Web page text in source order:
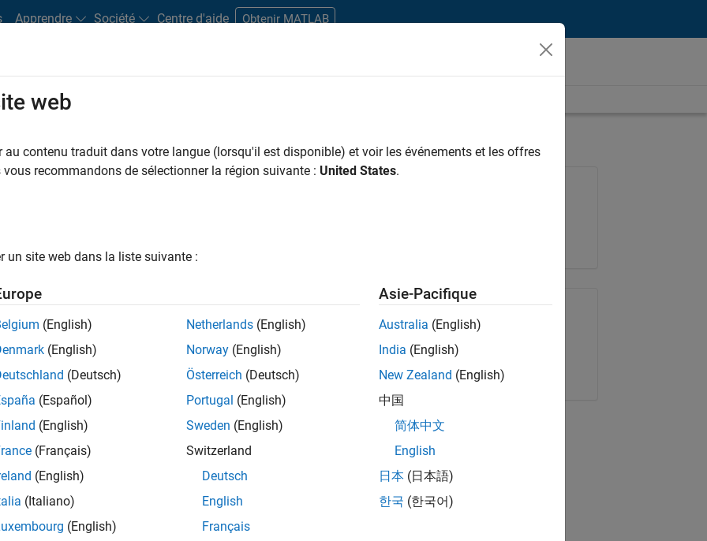
Apprendre Société Centre d'aide Obtenir MATLAB
bureaux Étudiants et carrières
Do you enjoy solving challenging problems
development to design and develop new test
suites, and conduct hands-on testing to improve
team from start to finish by influencing
and testability thereby ensuring high quality
Partager le poste
Copier le lien E-mail
web
au contenu traduit dans votre langue (lorsqu'il est disponible) et voir les événements et les offres
vous recommandons de sélectionner la région suivante : United States.
un site web dans la liste suivante :
(English)
(English)
(Deutsch)
(Español)
(English)
(Français)
(English)
(Italiano)
(English)
Netherlands (English)
Norway (English)
Österreich (Deutsch)
Portugal (English)
Sweden (English)
Switzerland
Deutsch
English
Français
Asie-Pacifique
Australia (English)
India (English)
New Zealand (English)
中国
简体中文
English
日本 (日本語)
한국 (한국어)